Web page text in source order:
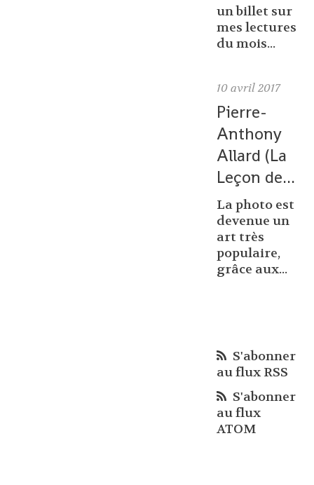
un billet sur
mes lectures
du mois...
10 avril 2017
Pierre-
Anthony
Allard (La
Leçon de...
La photo est
devenue un
art très
populaire,
grâce aux...
S'abonner
au flux RSS
S'abonner
au flux
ATOM